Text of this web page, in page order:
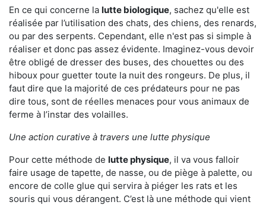
En ce qui concerne la lutte biologique, sachez qu'elle est
réalisée par l’utilisation des chats, des chiens, des renards,
ou par des serpents. Cependant, elle n'est pas si simple à
réaliser et donc pas assez évidente. Imaginez-vous devoir
être obligé de dresser des buses, des chouettes ou des
hiboux pour guetter toute la nuit des rongeurs. De plus, il
faut dire que la majorité de ces prédateurs pour ne pas
dire tous, sont de réelles menaces pour vous animaux de
ferme à l’instar des volailles.
Une action curative à travers une lutte physique
Pour cette méthode de lutte physique, il va vous falloir
faire usage de tapette, de nasse, ou de piège à palette, ou
encore de colle glue qui servira à piéger les rats et les
souris qui vous dérangent. C’est là une méthode qui vient